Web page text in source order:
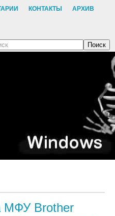
КОНТАКТЫ АРХИВ
Поиск
МФУ Brother